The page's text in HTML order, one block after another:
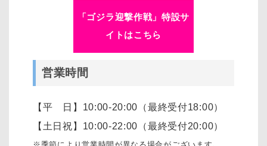
「ゴジラ迎撃作戦」特設サ
イトはこちら
営業時間
【平 日】10:00-20:00（最終受付18:00）
【土日祝】10:00-22:00（最終受付20:00）